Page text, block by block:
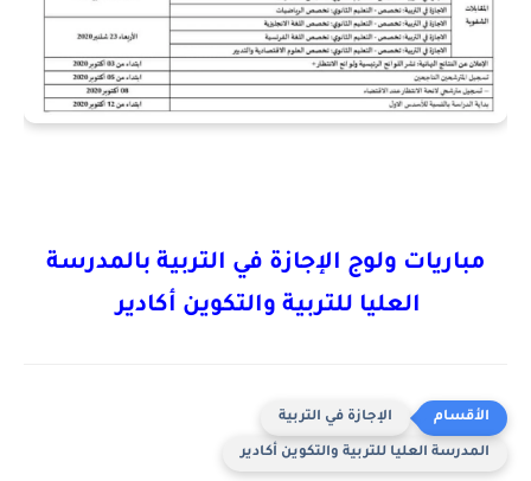
مباريات ولوج الإجازة في التربية بالمدرسة
العليا للتربية والتكوين أكادير
الإجازة في التربية
المدرسة العليا للتربية والتكوين أكادير